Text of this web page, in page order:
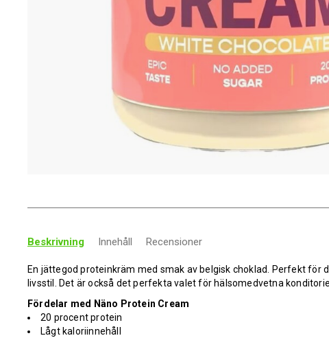
Beskrivning Innehåll Recensioner
En jättegod proteinkräm med smak av belgisk choklad. Perfekt för
livsstil. Det är också det perfekta valet för hälsomedvetna
Fördelar med Näno Protein Cream
20 procent protein
Lågt kaloriinnehåll